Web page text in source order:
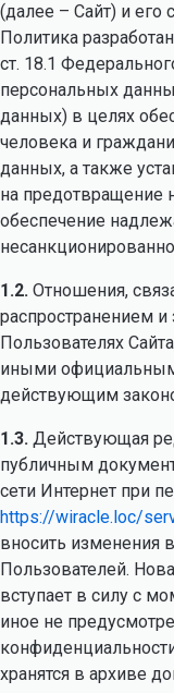
(далее – Сайт) и его
Политика
ст. 18.1
персональных
данных) в целях
человека и
данных, а также
на предотвращение
обеспечение
1.2. Отношения,
распространением
Пользователях
иными
действующим
1.3. Действующая
публичным
сети Интернет при
https://wiracle.loc/
вносить изменения
Пользователей.
вступает в силу с
иное не
хранятся в архиве